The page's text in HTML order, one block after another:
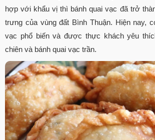
hợp với khẩu vị thì bánh quai vạc đã trở
trưng của vùng đất Bình Thuận. Hiện nay,
vạc phổ biến và được thực khách yêu
chiên và bánh quai vạc trần.